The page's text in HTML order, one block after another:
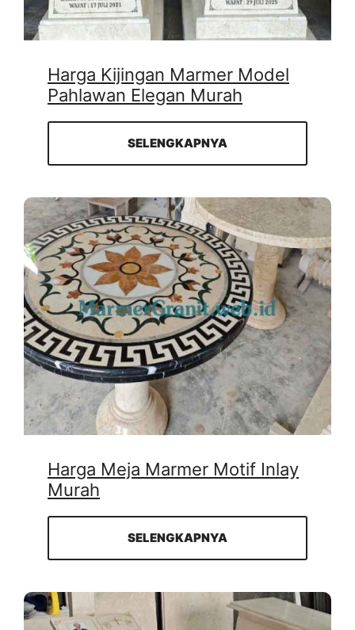
Harga Kijingan Marmer Model
Pahlawan Elegan Murah
SELENGKAPNYA
Harga Meja Marmer Motif Inlay
Murah
SELENGKAPNYA